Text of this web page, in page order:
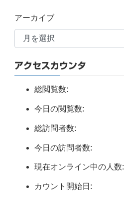
アーカイブ
アクセスカウンタ
総閲覧数:
今日の閲覧数:
総訪問者数:
今日の訪問者数:
現在オンライン中の人数:
カウント開始日: